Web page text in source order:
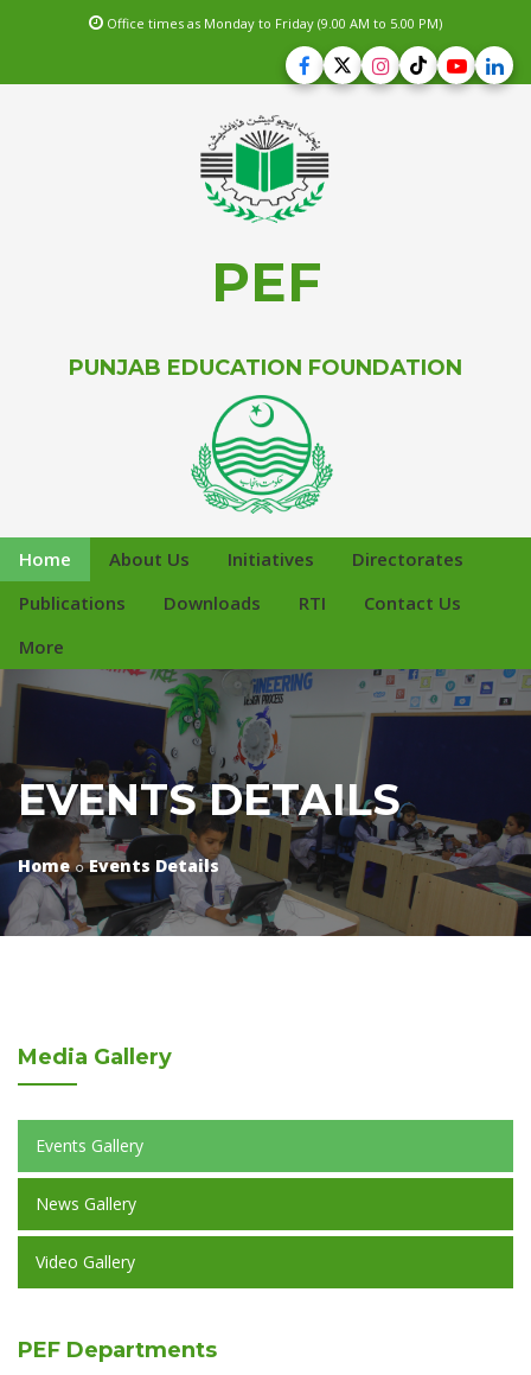
Office times as Monday to Friday (9.00 AM to 5.00 PM)
PEF
PUNJAB EDUCATION FOUNDATION
Home About Us Initiatives
Directorates
Publications
Downloads RTI
Contact Us
More
EVENTS DETAILS
Home Events Details
Media Gallery
Events Gallery
News Gallery
Video Gallery
PEF Departments